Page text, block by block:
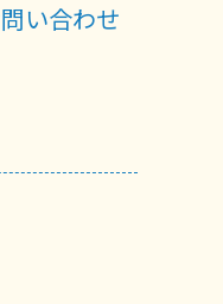
い合わせ